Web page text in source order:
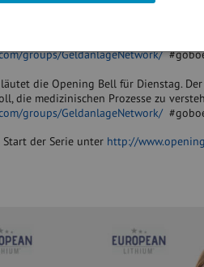
groups/GeldanlageNetwork/
läutet die Opening Bell für Dienstag.
die medizinischen Prozesse zu
groups/GeldanlageNetwork/
der Serie unter http://